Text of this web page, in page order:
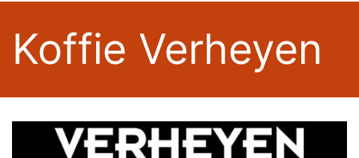
Koffie Verheyen